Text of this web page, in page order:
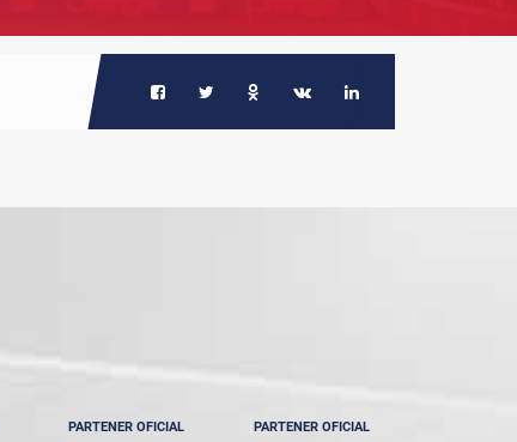
PARTENER OFICIAL PARTENER OFICIAL